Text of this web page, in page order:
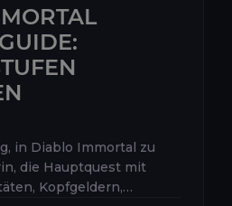
in Diablo Immortal zu
die Hauptquest mit
Kopfgeldern,